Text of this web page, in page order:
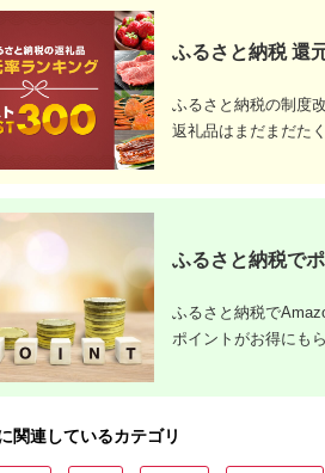
出典：楽天ふるさと納
税
和歌山県 海南市
【ふるさと納税】紀州
のイチゴ梅酒 720ml
5.0
円
大阪府 羽曳野市
羽曳野商工振興株式会
社《30日以内に出荷
5.0
と
茨城県 日立市のふるさと納
税のご紹介
ふるさと納税 還
ふるさと納税の制度
返礼品はまだまだた
ふるさと納税で
ふるさと納税で
ポイントがお得にも
関連しているカテゴリ